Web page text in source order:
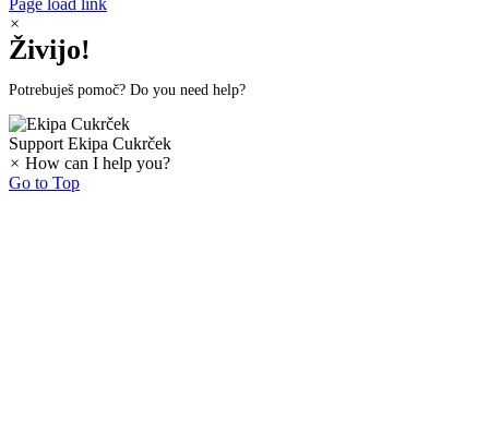
Page load link
×
Živijo!
Potrebuješ pomoč? Do you need help?
Support Ekipa Cukrček
× How can I help you?
Go to Top